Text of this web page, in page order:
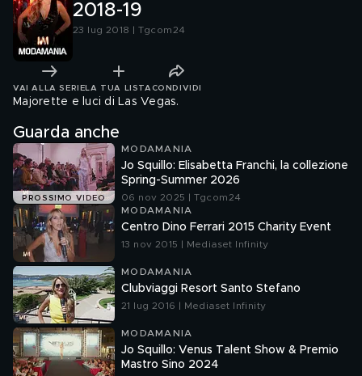
2018-19
23 lug 2018 | Tgcom24
VAI ALLA SERIE LA TUA LISTA CONDIVIDI
Majorette e luci di Las Vegas.
Guarda anche
PROSSIMO VIDEO
MODAMANIA
Jo Squillo: Elisabetta Franchi, la collezione
Spring-Summer 2026
06 nov 2025 | Tgcom24
MODAMANIA
Centro Dino Ferrari 2015 Charity Event
13 nov 2015 | Mediaset Infinity
MODAMANIA
Clubviaggi Resort Santo Stefano
21 lug 2016 | Mediaset Infinity
MODAMANIA
Jo Squillo: Venus Talent Show & Premio
Mastro Sino 2024